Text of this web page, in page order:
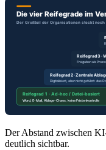
Der Abstand zwischen
deutlich sichtbar.